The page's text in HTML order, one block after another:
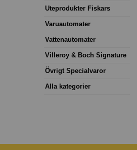
Uteprodukter Fiskars
Varuautomater
Vattenautomater
Villeroy & Boch Signature
Övrigt Specialvaror
Alla kategorier